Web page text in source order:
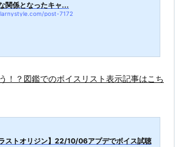
関係となったキャ...
post-7172
！？図鑑でのボイスリスト表示記事はこち
ラストオリジン】22/10/06アプデでボイス試聴